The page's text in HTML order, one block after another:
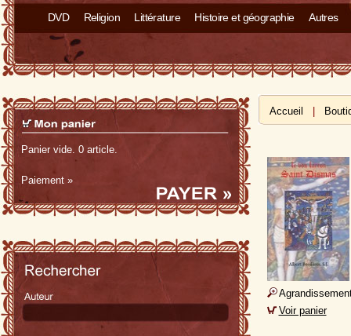
DVD Religion Littérature Histoire et géographie Autres
Panier vide. 0 article.
Paiement »
Accueil
Voir panier